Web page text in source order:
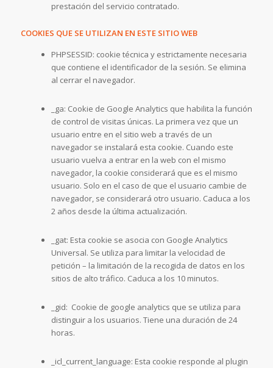
prestación del servicio contratado.
COOKIES QUE SE UTILIZAN EN ESTE SITIO WEB
PHPSESSID: cookie técnica y estrictamente necesaria
que contiene el identificador de la sesión. Se elimina
al cerrar el navegador.
_ga: Cookie de Google Analytics que habilita la función
de control de visitas únicas. La primera vez que un
usuario entre en el sitio web a través de un
navegador se instalará esta cookie. Cuando este
usuario vuelva a entrar en la web con el mismo
navegador, la cookie considerará que es el mismo
usuario. Solo en el caso de que el usuario cambie de
navegador, se considerará otro usuario. Caduca a los
2 años desde la última actualización.
_gat: Esta cookie se asocia con Google Analytics
Universal. Se utiliza para limitar la velocidad de
petición – la limitación de la recogida de datos en los
sitios de alto tráfico. Caduca a los 10 minutos.
_gid: Cookie de google analytics que se utiliza para
distinguir a los usuarios. Tiene una duración de 24
horas.
_icl_current_language: Esta cookie responde al plugin